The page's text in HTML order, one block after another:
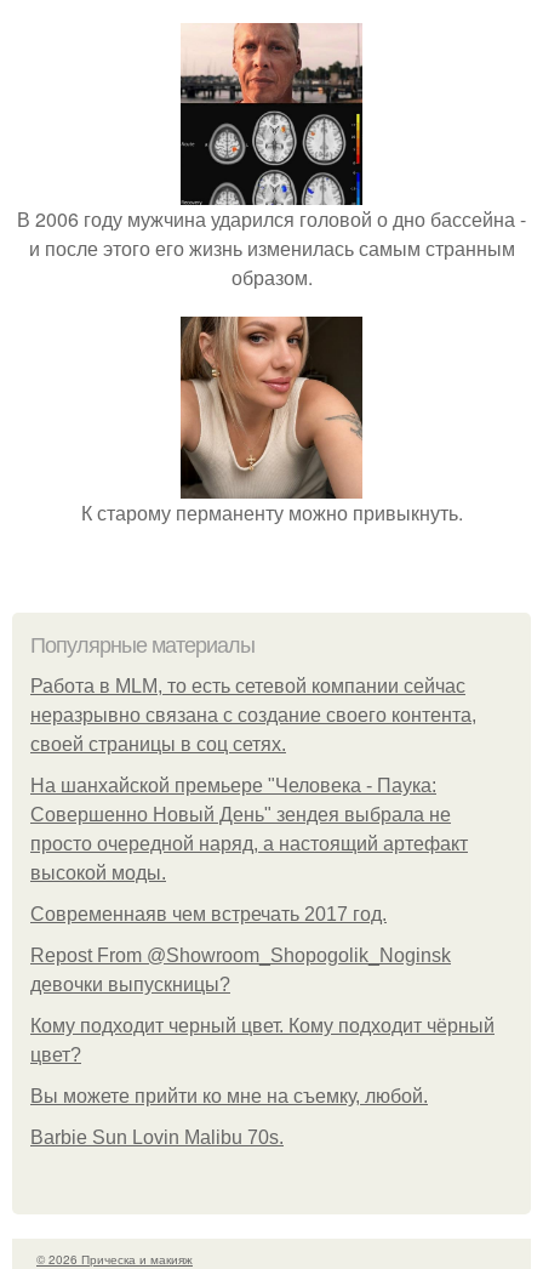
В 2006 году мужчина ударился головой о дно бассейна -
и после этого его жизнь изменилась самым странным
образом.
К старому перманенту можно привыкнуть.
Популярные материалы
Работа в MLM, то есть сетевой компании сейчас
неразрывно связана с создание своего контента,
своей страницы в соц сетях.
На шанхайской премьере "Человека - Паука:
Совершенно Новый День" зендея выбрала не
просто очередной наряд, а настоящий артефакт
высокой моды.
Современнаяв чем встречать 2017 год.
Repost From @Showroom_Shopogolik_Noginsk
девочки выпускницы?
Кому подходит черный цвет. Кому подходит чёрный
цвет?
Вы можете прийти ко мне на съемку, любой.
Barbie Sun Lovin Malibu 70s.
© 2026 Прическа и макияж